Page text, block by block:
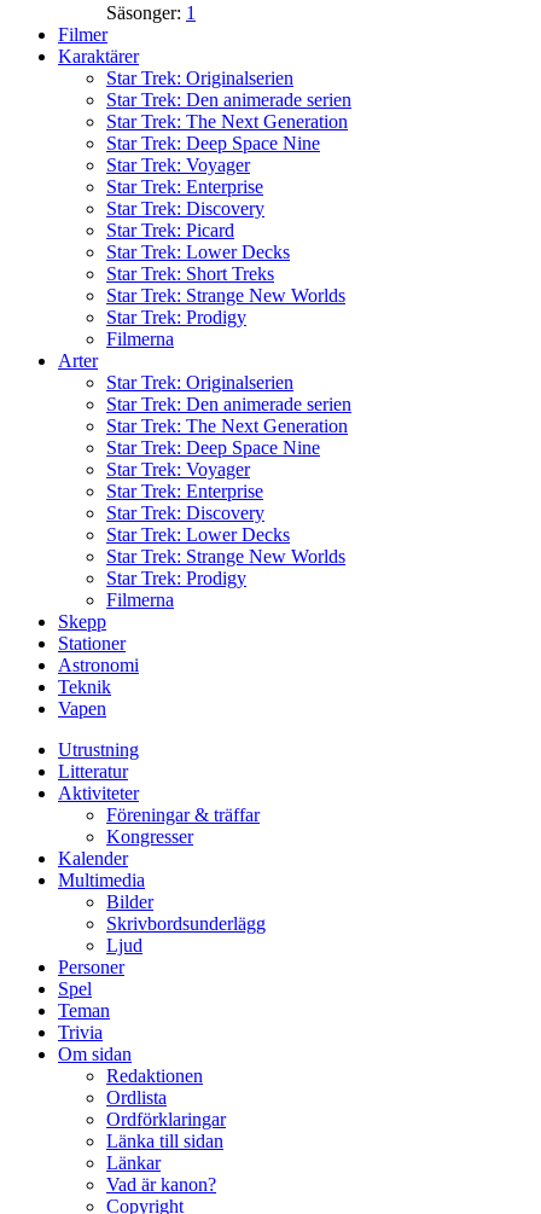
Säsonger: 1
Filmer
Karaktärer
Star Trek: Originalserien
Star Trek: Den animerade serien
Star Trek: The Next Generation
Star Trek: Deep Space Nine
Star Trek: Voyager
Star Trek: Enterprise
Star Trek: Discovery
Star Trek: Picard
Star Trek: Lower Decks
Star Trek: Short Treks
Star Trek: Strange New Worlds
Star Trek: Prodigy
Filmerna
Arter
Star Trek: Originalserien
Star Trek: Den animerade serien
Star Trek: The Next Generation
Star Trek: Deep Space Nine
Star Trek: Voyager
Star Trek: Enterprise
Star Trek: Discovery
Star Trek: Lower Decks
Star Trek: Strange New Worlds
Star Trek: Prodigy
Filmerna
Skepp
Stationer
Astronomi
Teknik
Vapen
Utrustning
Litteratur
Aktiviteter
Föreningar & träffar
Kongresser
Kalender
Multimedia
Bilder
Skrivbordsunderlägg
Ljud
Personer
Spel
Teman
Trivia
Om sidan
Redaktionen
Ordlista
Ordförklaringar
Länka till sidan
Länkar
Vad är kanon?
Copyright